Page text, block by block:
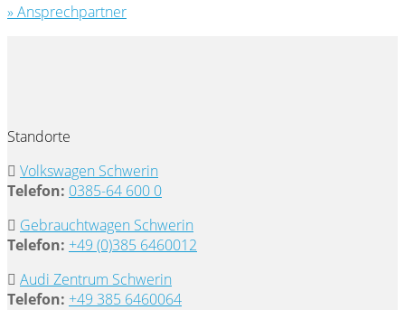
» Ansprechpartner
Standorte
Volkswagen Schwerin
Telefon: 0385-64 600 0
Gebrauchtwagen Schwerin
Telefon: +49 (0)385 6460012
Audi Zentrum Schwerin
Telefon: +49 385 6460064